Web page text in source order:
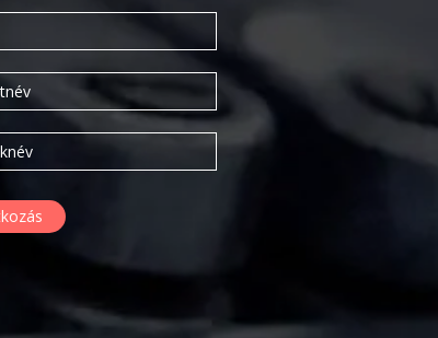
2016. április
2016. március
2016. február
2015. szeptember